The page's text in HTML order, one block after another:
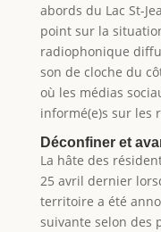
abords du Lac St-
point sur la
radiophonique
son de cloche du
où les médias
informé(e)s sur les
Déconfiner et
La hâte des
25 avril dernier
territoire a été
suivante selon des